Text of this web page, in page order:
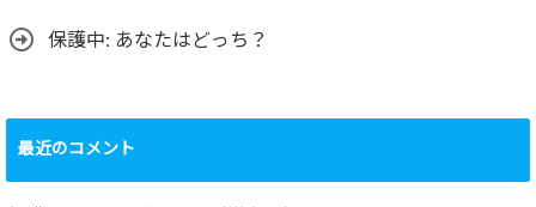
保護中: あなたはどっち？
最近のコメント